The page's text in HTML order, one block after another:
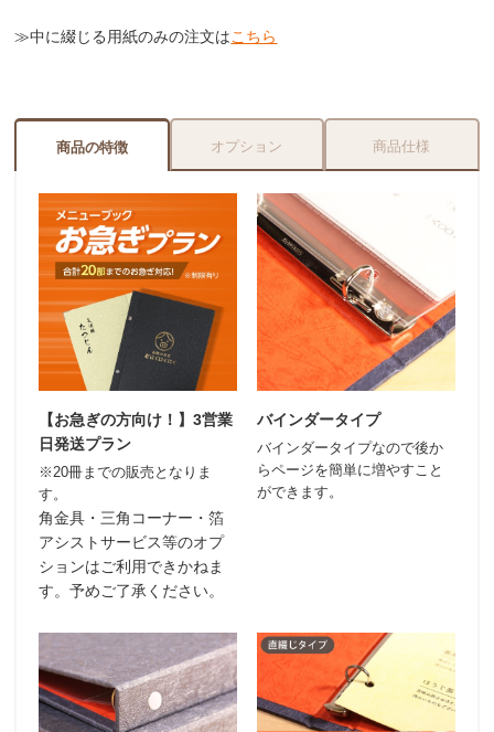
≫中に綴じる用紙のみの注文はこちら
商品の特徴 オプション 商品仕様
【お急ぎの方向け！】3営業
日発送プラン
※20冊までの販売となりま
す。
角金具・三角コーナー・箔
アシストサービス等のオプ
ションはご利用できかねま
す。予めご了承ください。
バインダータイプ
バインダータイプなので後か
らページを簡単に増やすこと
ができます。